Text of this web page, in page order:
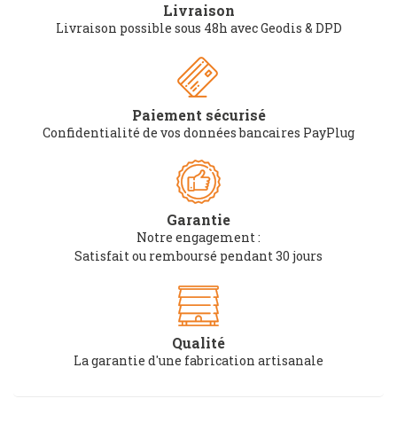
Livraison
Livraison possible sous 48h avec Geodis & DPD
Paiement sécurisé
Confidentialité de vos données bancaires PayPlug
Garantie
Notre engagement :
Satisfait ou remboursé pendant 30 jours
Qualité
La garantie d'une fabrication artisanale